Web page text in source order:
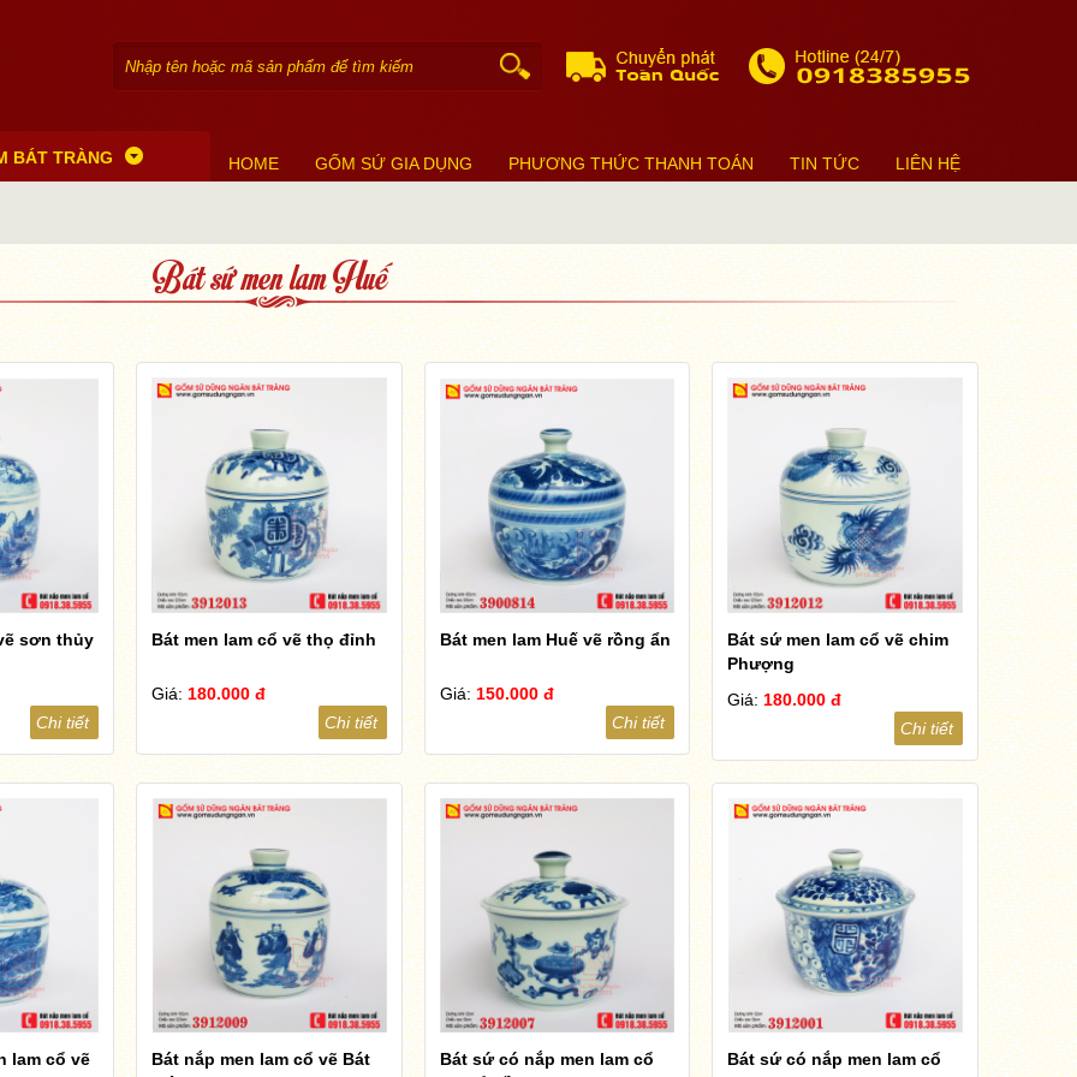
BÁT TRÀNG HOME GỐM SỨ GIA DỤNG PHƯƠNG THỨC THANH TOÁN TIN TỨC LIÊN HỆ
Bát sứ men lam Huế
sơn thủy
Chi tiết
Bát men lam cổ vẽ thọ đỉnh
Giá: 180.000 đ
Chi tiết
Bát men lam Huế vẽ rồng ẩn
Giá: 150.000 đ
Chi tiết
Bát sứ men lam cổ vẽ chim
Phượng
Giá: 180.000 đ
Chi tiết
lam cổ vẽ
Bát nắp men lam cổ vẽ Bát
Bát sứ có nắp men lam cổ
Bát sứ có nắp men lam cổ